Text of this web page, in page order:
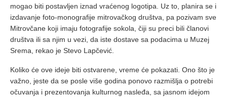
mogao biti postavljen iznad vraćenog logotipa. Uz to, planira se i
izdavanje foto-monografije mitrovačkog društva, pa pozivam sve
Mitrovčane koji imaju fotografije sokola, čiji su preci bili članovi
društva ili sa njim u vezi, da iste dostave sa podacima u Muzej
Srema, rekao je Stevo Lapčević.
Koliko će ove ideje biti ostvarene, vreme će pokazati. Ono što je
važno, jeste da se posle više godina ponovo razmišlja o potrebi
očuvanja i prezentovanja kulturnog nasleđa, sa jasnom idejom